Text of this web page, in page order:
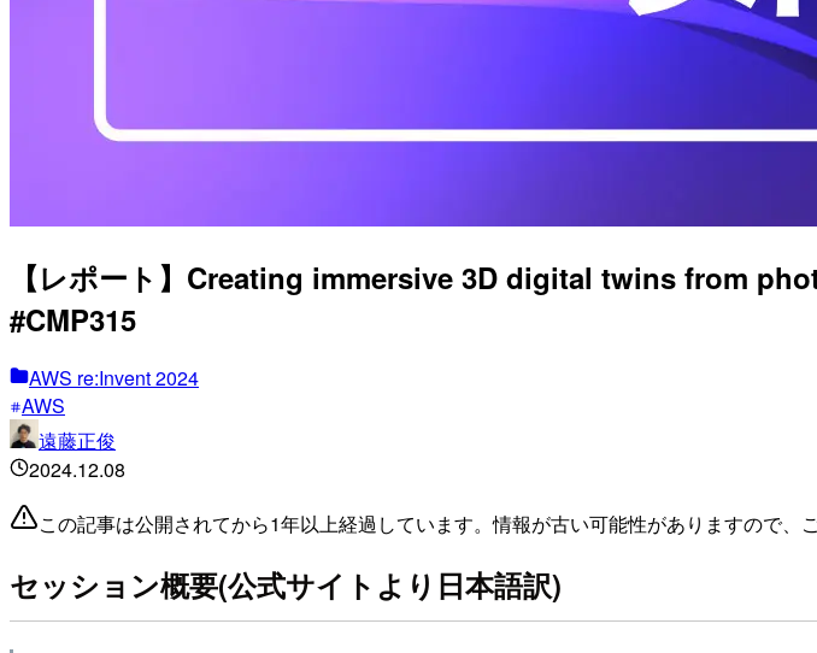
【レポート】Creating immersive 3D digital twins from
#CMP315
AWS re:Invent 2024
AWS
遠藤正俊
2024.12.08
この記事は公開されてから1年以上経過しています。情報が古い可能性がありますので、
セッション概要(公式サイトより日本語訳)